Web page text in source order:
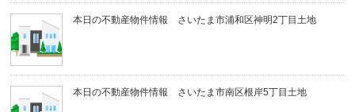
本日の不動産物件情報 さいたま市浦和区神明2丁目土地
本日の不動産物件情報 さいたま市南区根岸5丁目土地